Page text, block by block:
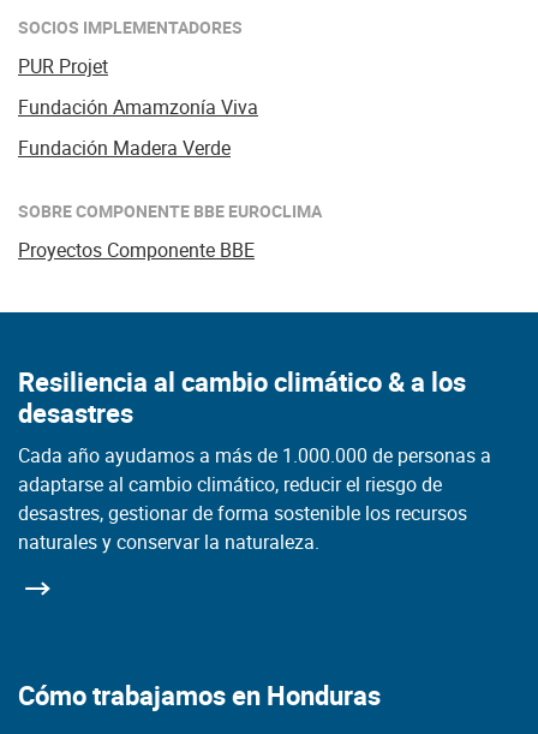
SOCIOS IMPLEMENTADORES
PUR Projet
Fundación Amamzonía Viva
Fundación Madera Verde
SOBRE COMPONENTE BBE EUROCLIMA
Proyectos Componente BBE
Resiliencia al cambio climático & a los
desastres
Cada año ayudamos a más de 1.000.000 de personas a
adaptarse al cambio climático, reducir el riesgo de
desastres, gestionar de forma sostenible los recursos
naturales y conservar la naturaleza.
Cómo trabajamos en Honduras